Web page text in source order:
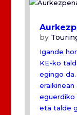
by
Igande
KE-ko
egingo
eraikinean
eguerdiko
eta talde